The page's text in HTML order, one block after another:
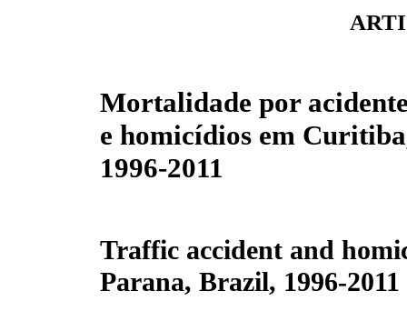
Mortalidade por
e homicídios em
1996-2011
Traffic accident and
Parana, Brazil, 1996-2011